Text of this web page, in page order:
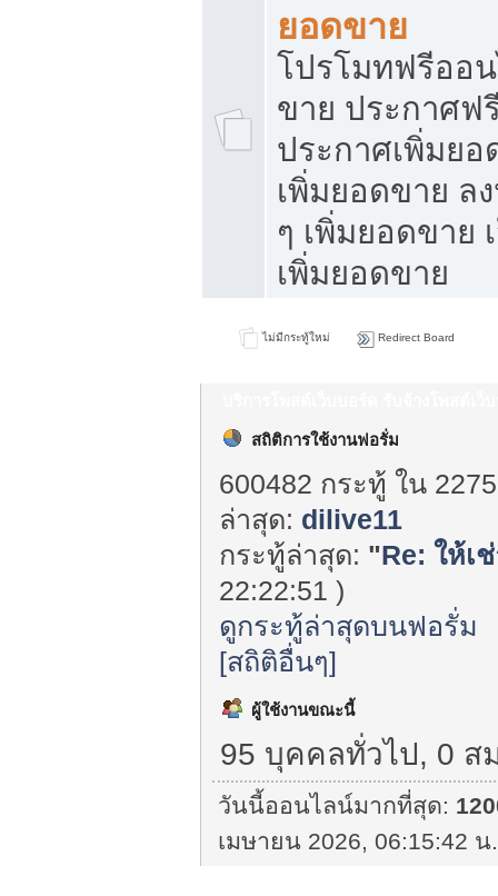
ยอดขาย
โปรโมทฟรีออ
ขาย ประกาศฟ
ประกาศเพิ่มย
เพิ่มยอดขาย ล
ๆ เพิ่มยอดขาย
เพิ่มยอดขาย
ไม่มีกระทู้ใหม่ Redirect Board
สถิติการใช้งานฟอรั่ม
600482 กระทู้ ใน
ล่าสุด: dilive11
กระทู้ล่าสุด: "Re: ให้เ
22:22:51 )
ดูกระทู้ล่าสุดบนฟอรั่ม
[สถิติอื่นๆ]
ผู้ใช้งานขณะนี้
95 บุคคลทั่วไป, 0 ส
วันนี้ออนไลน์มากที่สุด:
เมษายน 2026, 06:15:42 น